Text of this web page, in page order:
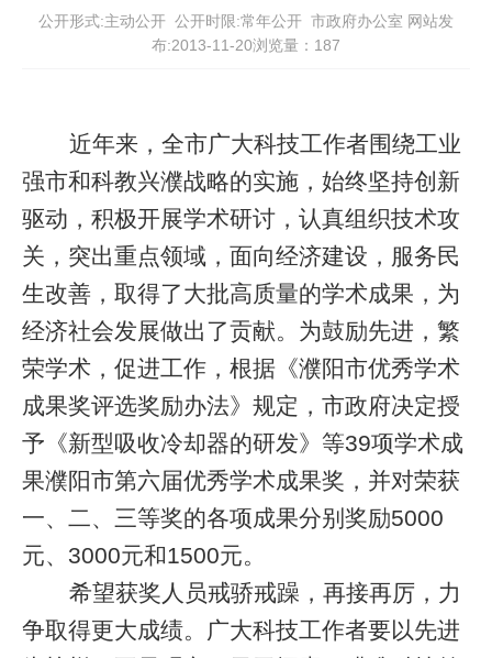
公开形式:主动公开 公开时限:常年公开 市政府办公室 网站发
布:2013-11-20浏览量： 187
近年来，全市广大科技工作者围绕工业
强市和科教兴濮战略的实施，始终坚持创新
驱动，积极开展学术研讨，认真组织技术攻
关，突出重点领域，面向经济建设，服务民
生改善，取得了大批高质量的学术成果，为
经济社会发展做出了贡献。为鼓励先进，繁
荣学术，促进工作，根据《濮阳市优秀学术
成果奖评选奖励办法》规定，市政府决定授
予《新型吸收冷却器的研发》等39项学术成
果濮阳市第六届优秀学术成果奖，并对荣获
一、二、三等奖的各项成果分别奖励5000
元、 3000元和1500元。
希望获奖人员戒骄戒躁，再接再厉，力
争取得更大成绩。广大科技工作者要以先进